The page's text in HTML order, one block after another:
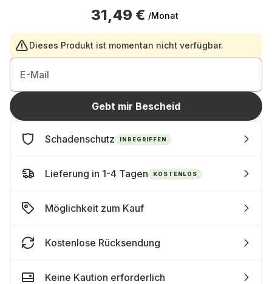
31,49 € /Monat
Dieses Produkt ist momentan nicht verfügbar.
E-Mail
Gebt mir Bescheid
Schadenschutz INBEGRIFFEN
Lieferung in 1-4 Tagen KOSTENLOS
Möglichkeit zum Kauf
Kostenlose Rücksendung
Keine Kaution erforderlich